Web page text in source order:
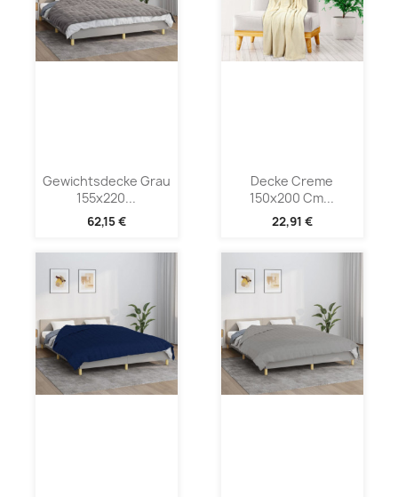
Gewichtsdecke Grau
155x220...
62,15 €
Decke Creme
150x200 Cm...
22,91 €